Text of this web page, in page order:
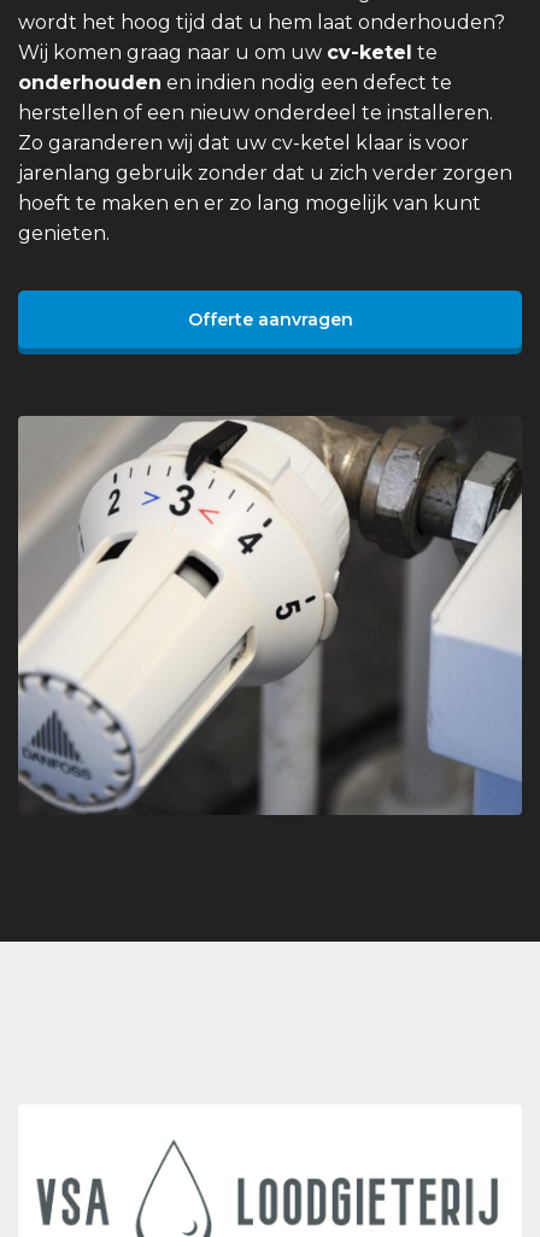
wordt het hoog tijd dat u hem laat onderhouden?
Wij komen graag naar u om uw cv-ketel te
onderhouden en indien nodig een defect te
herstellen of een nieuw onderdeel te installeren.
Zo garanderen wij dat uw cv-ketel klaar is voor
jarenlang gebruik zonder dat u zich verder zorgen
hoeft te maken en er zo lang mogelijk van kunt
genieten.
Offerte aanvragen